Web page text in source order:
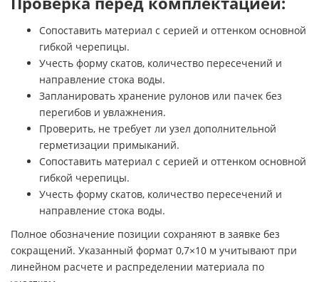
Сопоставить материал с серией и оттенком основной
гибкой черепицы.
Учесть форму скатов, количество пересечений и
направление стока воды.
Запланировать хранение рулонов или пачек без
перегибов и увлажнения.
Проверить, не требует ли узел дополнительной
герметизации примыканий.
Сопоставить материал с серией и оттенком основной
гибкой черепицы.
Учесть форму скатов, количество пересечений и
направление стока воды.
Полное обозначение позиции сохраняют в заявке без
сокращений. Указанный формат 0,7×10 м учитывают при
линейном расчете и распределении материала по